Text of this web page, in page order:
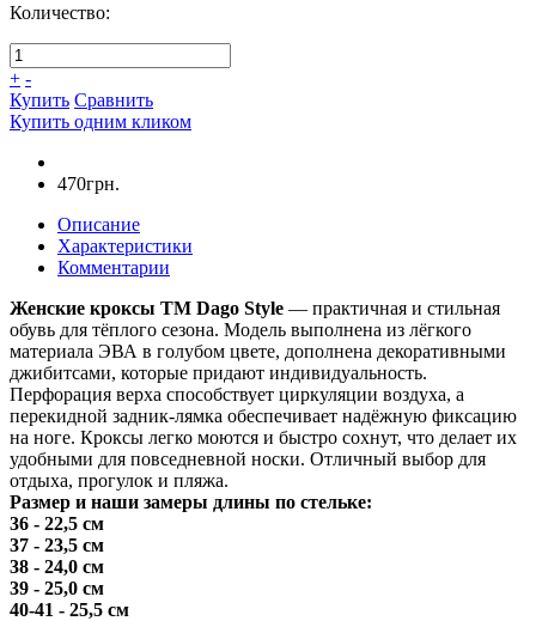
Количество:
+ -
Купить Сравнить
Купить одним кликом
470грн.
Описание
Характеристики
Комментарии
Женские кроксы ТМ Dago Style — практичная и стильная
обувь для тёплого сезона. Модель выполнена из лёгкого
материала ЭВА в голубом цвете, дополнена декоративными
джибитсами, которые придают индивидуальность.
Перфорация верха способствует циркуляции воздуха, а
перекидной задник-лямка обеспечивает надёжную фиксацию
на ноге. Кроксы легко моются и быстро сохнут, что делает их
удобными для повседневной носки. Отличный выбор для
отдыха, прогулок и пляжа.
Размер и наши замеры длины по стельке:
36 - 22,5 см
37 - 23,5 см
38 - 24,0 см
39 - 25,0 см
40-41 - 25,5 см